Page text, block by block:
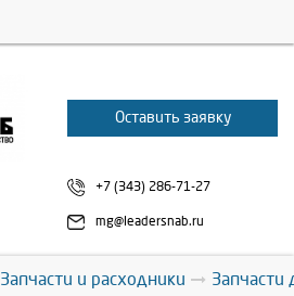
Оставить заявку
+7 (343) 286-71-27
mg@leadersnab.ru
Запчасти и расходники Запчасти